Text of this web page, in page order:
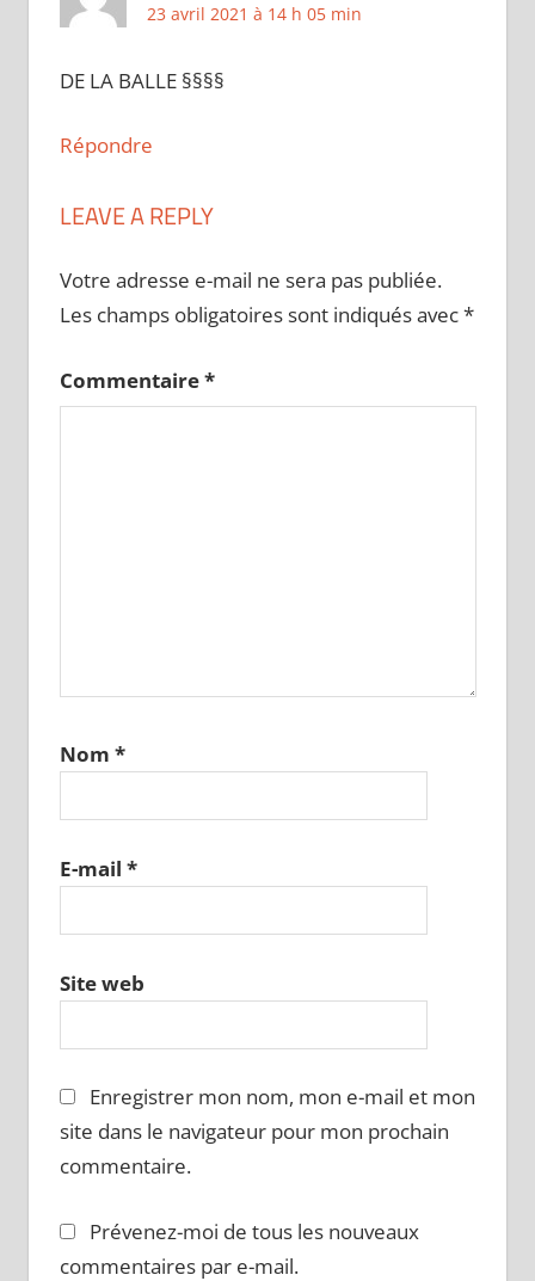
23 avril 2021 à 14 h 05 min
DE LA BALLE §§§§
Répondre
LEAVE A REPLY
Votre adresse e-mail ne sera pas publiée.
Les champs obligatoires sont indiqués avec*
Commentaire*
Nom *
E-mail *
Site web
Enregistrer mon nom, mon e-mail et mon
site dans le navigateur pour mon prochain
commentaire.
Prévenez-moi de tous les nouveaux
commentaires par e-mail.